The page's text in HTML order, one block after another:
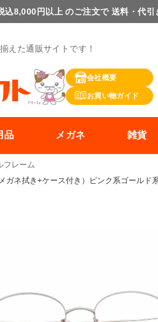
8,000円以上 のご注文で 送料・代引
えた通販サイトです！
会社概要
お買い物ガイド
品 メガネ 雑貨
フレーム
ネ拭き+ケース付き）ピンク系ゴールド